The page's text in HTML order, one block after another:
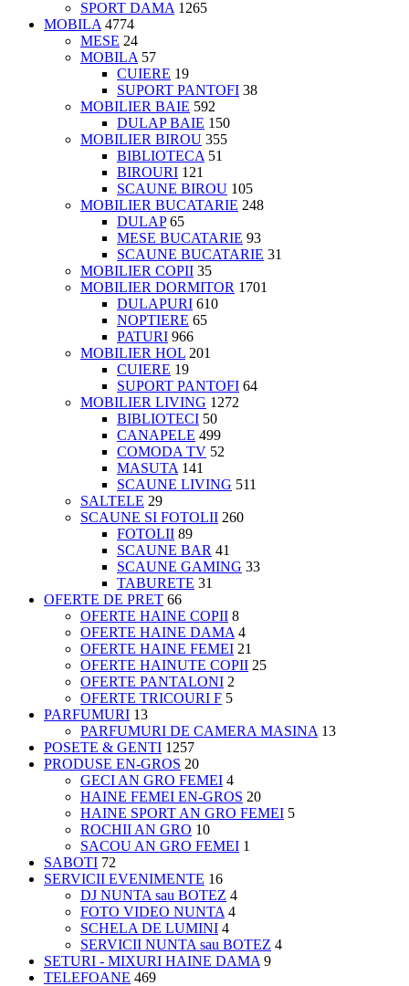
SPORT DAMA 1265
MOBILA 4774
MESE 24
MOBILA 57
CUIERE 19
SUPORT PANTOFI 38
MOBILIER BAIE 592
DULAP BAIE 150
MOBILIER BIROU 355
BIBLIOTECA 51
BIROURI 121
SCAUNE BIROU 105
MOBILIER BUCATARIE 248
DULAP 65
MESE BUCATARIE 93
SCAUNE BUCATARIE 31
MOBILIER COPII 35
MOBILIER DORMITOR 1701
DULAPURI 610
NOPTIERE 65
PATURI 966
MOBILIER HOL 201
CUIERE 19
SUPORT PANTOFI 64
MOBILIER LIVING 1272
BIBLIOTECI 50
CANAPELE 499
COMODA TV 52
MASUTA 141
SCAUNE LIVING 511
SALTELE 29
SCAUNE SI FOTOLII 260
FOTOLII 89
SCAUNE BAR 41
SCAUNE GAMING 33
TABURETE 31
OFERTE DE PRET 66
OFERTE HAINE COPII 8
OFERTE HAINE DAMA 4
OFERTE HAINE FEMEI 21
OFERTE HAINUTE COPII 25
OFERTE PANTALONI 2
OFERTE TRICOURI F 5
PARFUMURI 13
PARFUMURI DE CAMERA MASINA 13
POSETE & GENTI 1257
PRODUSE EN-GROS 20
GECI AN GRO FEMEI 4
HAINE FEMEI EN-GROS 20
HAINE SPORT AN GRO FEMEI 5
ROCHII AN GRO 10
SACOU AN GRO FEMEI 1
SABOTI 72
SERVICII EVENIMENTE 16
DJ NUNTA sau BOTEZ 4
FOTO VIDEO NUNTA 4
SCHELA DE LUMINI 4
SERVICII NUNTA sau BOTEZ 4
SETURI - MIXURI HAINE DAMA 9
TELEFOANE 469